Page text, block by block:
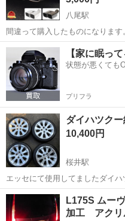
八尾駅
間違って購入したものになります
大阪 八尾市 八尾駅
【家に眠っ
状態が悪くても
プリフラ
ダイハツク
10,400円
桜井駅
エッセにて使用してましたダイハツ
て購入後スタッドレス用として3
なく、空気も抜けるため組み換えを
ンエッセにはフロントキャンバ...
大阪 豊中市
L175S ムー
加工 アク